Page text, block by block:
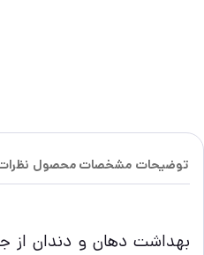
توضیحات مشخصات محصول نظرات
بهداشت دهان و دندان